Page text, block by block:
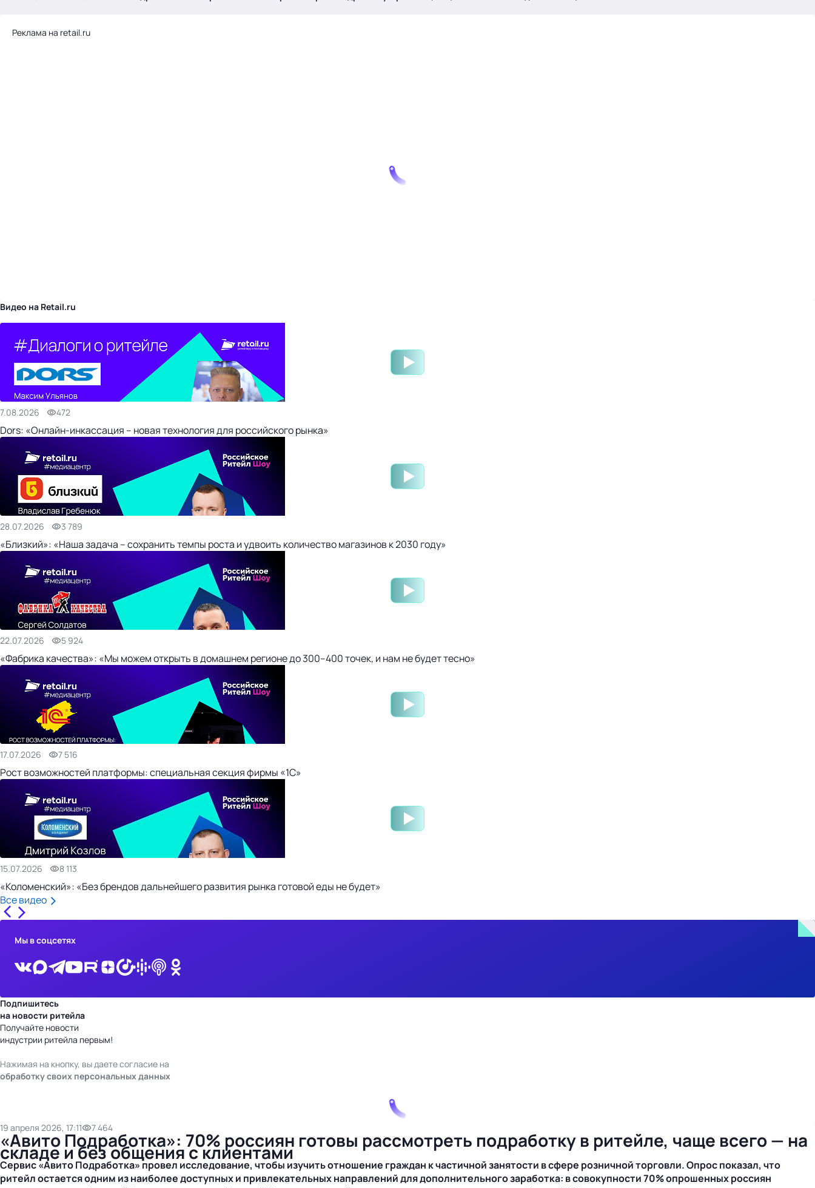
Реклама на retail.ru
Видео на Retail.ru
7.08.2026 472
Dors: «Онлайн-инкассация – новая технология для российского рынка»
28.07.2026 3 789
«Близкий»: «Наша задача – сохранить темпы роста и удвоить количество магазинов к 2030 году»
22.07.2026 5 924
«Фабрика качества»: «Мы можем открыть в домашнем регионе до 300–400 точек, и нам не будет тесно»
17.07.2026 7 516
Рост возможностей платформы: специальная секция фирмы «1С»
15.07.2026 8 113
«Коломенский»: «Без брендов дальнейшего развития рынка готовой еды не будет»
Все видео
Мы в соцсетях
Подпишитесь
на новости ритейла
Получайте новости
индустрии ритейла первым!
Нажимая на кнопку, вы даете согласие на
обработку своих персональных данных
19 апреля 2026, 17:11 7 464
«Авито Подработка»: 70% россиян готовы рассмотреть подработку в ритейле, чаще всего — на
складе и без общения с клиентами
Сервис «Авито Подработка» провел исследование, чтобы изучить отношение граждан к частичной занятости в сфере розничной торговли. Опрос показал, что
ритейл остается одним из наиболее доступных и привлекательных направлений для дополнительного заработка: в совокупности 70% опрошенных россиян